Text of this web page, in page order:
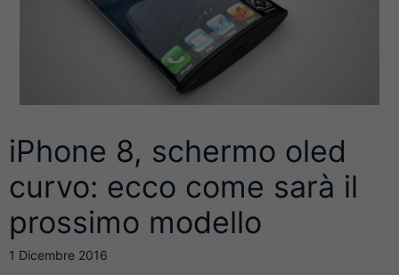
iPhone 8, schermo oled
curvo: ecco come sarà il
prossimo modello
1 Dicembre 2016